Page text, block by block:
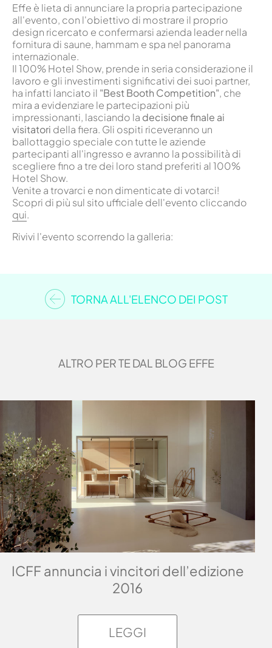
Effe è lieta di annunciare la propria partecipazione
all'evento, con l'obiettivo di mostrare il proprio
design ricercato e confermarsi azienda leader nella
fornitura di saune, hammam e spa nel panorama
internazionale.
Il 100% Hotel Show, prende in seria considerazione il
lavoro e gli investimenti significativi dei suoi partner,
ha infatti lanciato il "Best Booth Competition", che
mira a evidenziare le partecipazioni più
impressionanti, lasciando la decisione finale ai
visitatori della fiera. Gli ospiti riceveranno un
ballottaggio speciale con tutte le aziende
partecipanti all'ingresso e avranno la possibilità di
scegliere fino a tre dei loro stand preferiti al 100%
Hotel Show.
Venite a trovarci e non dimenticate di votarci!
Scopri di più sul sito ufficiale dell'evento cliccando
qui.
Rivivi l'evento scorrendo la galleria:
TORNA ALL'ELENCO DEI POST
ALTRO PER TE DAL BLOG EFFE
ICFF annuncia i vincitori dell’edizione
2016
LEGGI